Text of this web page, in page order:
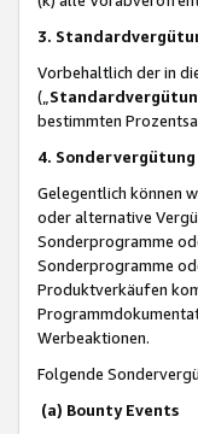
3.
Vorbehaltlich der in
(„
bestimmten
4.
Gelegentlich können
oder alternative
Sonderprogramme
Sonderprogramme
Produktverkäufen
Werbeaktionen.
Folgende
(a) Bounty Events